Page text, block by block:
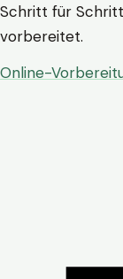
Schritt für
vorbereitet.
Online-